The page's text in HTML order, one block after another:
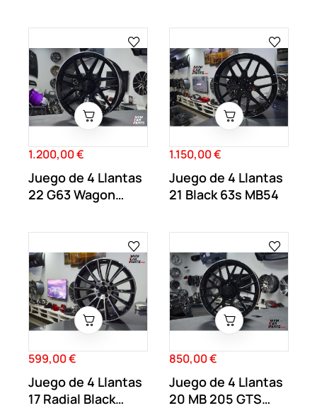
Precio
1.200,00 €
Juego de 4 Llantas
22 G63 Wagon
Precio
1.150,00 €
Juego de 4 Llantas
21 Black 63s MB54
Precio
599,00 €
Juego de 4 Llantas
17 Radial Black
Precio
850,00 €
Juego de 4 Llantas
20 MB 205 GTS